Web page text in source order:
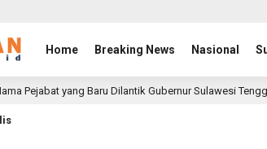
Home Breaking News Nasional
Pejabat yang Baru Dilantik Gubernur Sulawesi